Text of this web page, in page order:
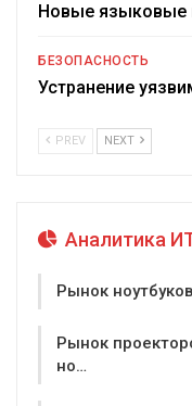
Новые языковые
БЕЗОПАСНОСТЬ
Устранение
PREV NEXT
Аналитика
Рынок
Рынок
но…